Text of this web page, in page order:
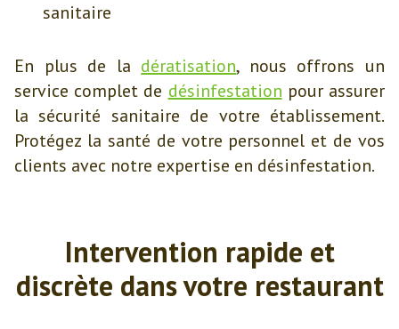
sanitaire
En plus de la dératisation, nous offrons un
service complet de désinfestation pour assurer
la sécurité sanitaire de votre établissement.
Protégez la santé de votre personnel et de vos
clients avec notre expertise en désinfestation.
Intervention rapide et
discrète dans votre restaurant